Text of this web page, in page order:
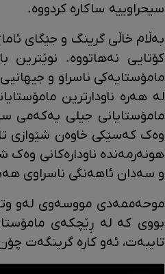
سیحراوییە ساکارە کردووە.
بەڵام خاڵی گرینگ و جێگای
کۆتایی نەهاتووە.
مامۆستایەکی ناسراو و
لە هەرە ناودارترین
مامۆستایانی جیلی یەکەمی
وەک کەسێکی خاوەن شێوازی
هونەرمەندە ناودارەکانی
و سەدان ئاهەنگی ناسراوی
موحەممەدی مووسەوی لەو
بووی کە لە ڕێچکەی
تایبەت، ئەو کارە گرینگەت